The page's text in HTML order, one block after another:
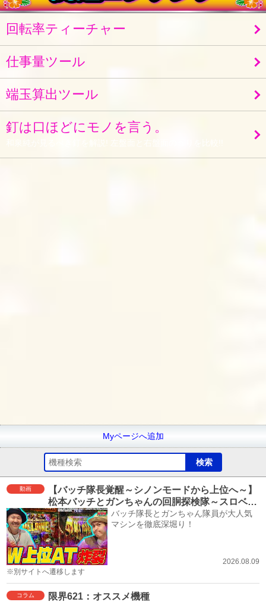
回転率ティーチャー
仕事量ツール
端玉算出ツール
釘は口ほどにモノを言う。
Myページへ追加
動画
【バッチ隊長覚醒～シノンモードから上位へ～】
松本バッチとガンちゃんの回胴探検隊～スロベン
チャー～ #16≪スロット ソードアート・オンライ
ンⅡ≫
バッチ隊長とガンちゃん隊員が大人気
マシンを徹底深堀り！
2026.08.09
※別サイトへ遷移します
コラム 限界621：オススメ機種